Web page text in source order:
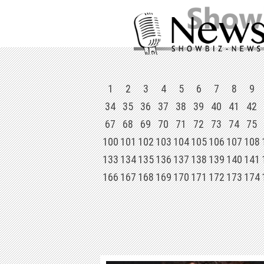
1 2 3 4 5 6 7 8 9
34 35 36 37 38 39 40 41 42
67 68 69 70 71 72 73 74 75
100101102103104105106107108
133134135136137138139140141
166167168169170171172173174